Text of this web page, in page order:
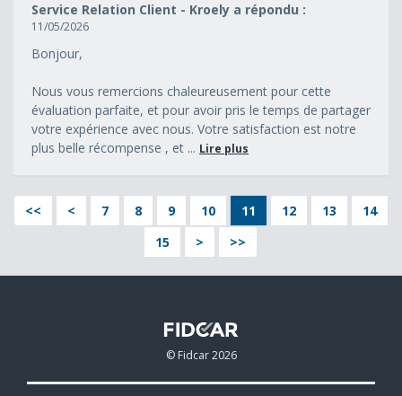
Service Relation Client - Kroely a répondu :
11/05/2026
Bonjour,
Nous vous remercions chaleureusement pour cette
évaluation parfaite, et pour avoir pris le temps de partager
votre expérience avec nous. Votre satisfaction est notre
plus belle récompense , et ... Lire plus
<< < 7 8 9 10 11 12 13
14
15
> >>
© Fidcar 2026